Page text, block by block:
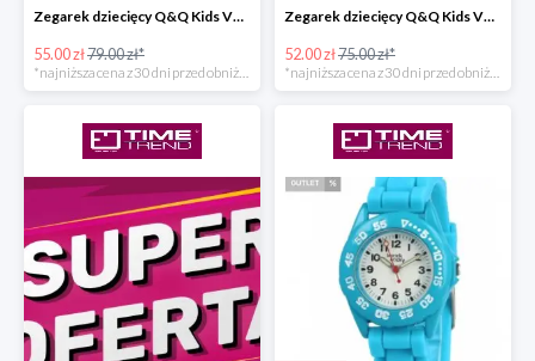
Zegarek dziecięcy Q&Q Kids VR99-003
55.00 zł79.00 zł*
*najniższa cena z 30 dni przed obniżką
Zegarek dziecięcy Q&Q Kids VR75-001
52.00 zł75.00 zł*
*najniższa cena z 30 dni przed obniżką